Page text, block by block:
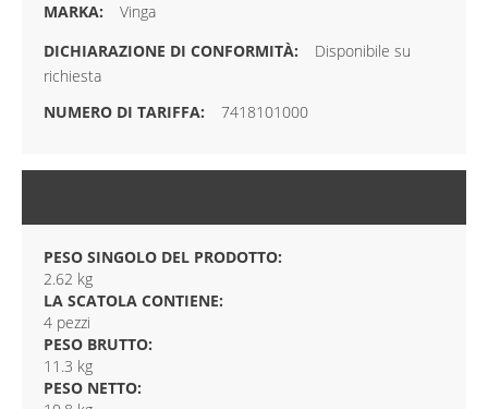
Vinga
Disponibile su
richiesta
7418101000
PESO SINGOLO DEL PRODOTTO:
2.62 kg
LA SCATOLA CONTIENE:
4 pezzi
PESO BRUTTO:
11.3 kg
PESO NETTO: